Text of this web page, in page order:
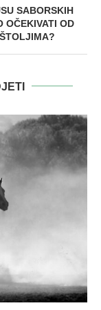
SABORSKIH
OČEKIVATI OD